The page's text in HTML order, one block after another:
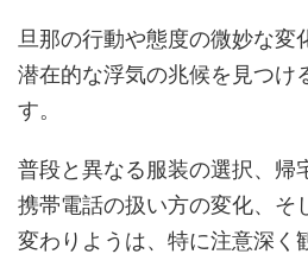
旦那の行動や態度の微妙な変
潜在的な浮気の兆候を見つけ
す。
普段と異なる服装の選択、帰
携帯電話の扱い方の変化、そ
変わりようは、特に注意深く